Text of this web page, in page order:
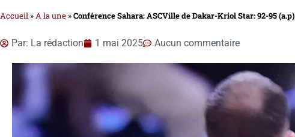
Accueil »A la une »Conférence Sahara: ASCVille de Dakar-Kriol Star: 92-95 (a.p)
Par: La rédaction 1 mai 2025 Aucun commentaire